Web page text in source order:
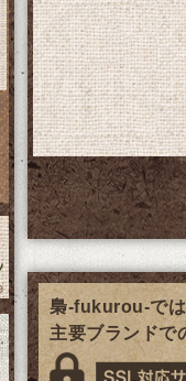
梟-fukurou-では
主要ブランドで